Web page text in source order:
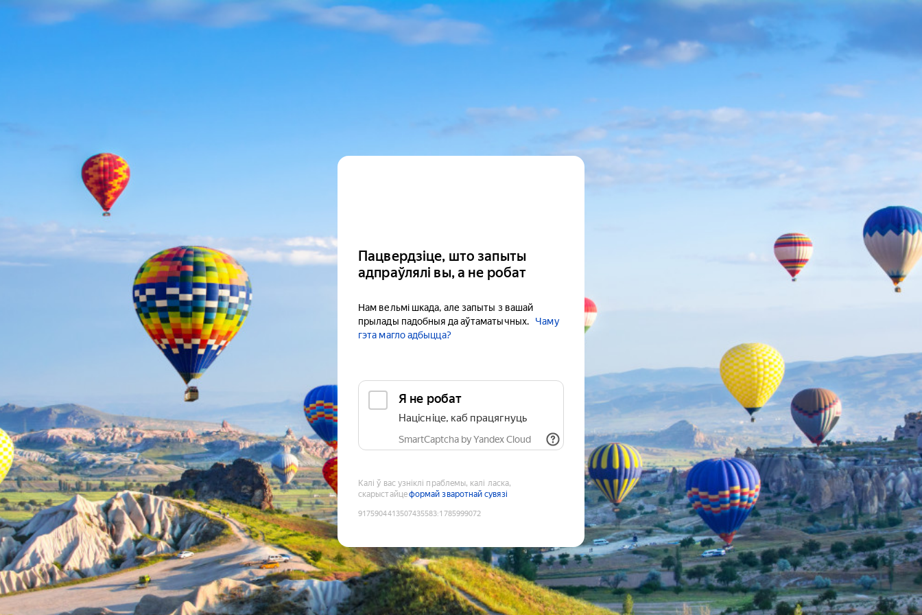
Пацвердзіце, што запыты
адпраўлялі вы, а не робат
Нам вельмі шкада, але запыты з вашай
прылады падобныя да аўтаматычных.
Чаму
гэта магло адбыцца?
Я не робат
Націсніце, каб працягнуць
SmartCaptcha by Yandex Cloud
Калі ў вас узніклі праблемы, калі ласка,
скарыстайцеформай зваротнай сувязі
9175904413507435583:1785999072